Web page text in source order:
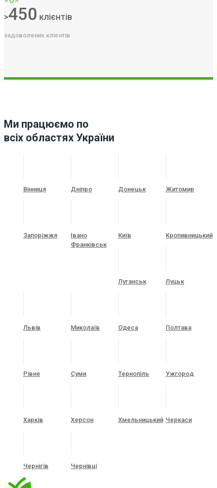
>450 клієнтів
задоволених клієнтів
Ми працюємо по
всіх областях України
Вінниця Дніпро Донецьк Житомир
Запоріжжя
Івано
Франківськ
Київ Кропивницький
Луганськ Луцьк
Львів Миколаїв Одеса Полтава
Рівне Суми Тернопіль Ужгород
Харків Херсон Хмельницький Черкаси
Чернігів Чернівці